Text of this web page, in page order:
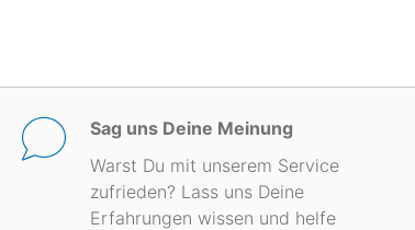
Sag uns Deine Meinung
Warst Du mit unserem Service
zufrieden? Lass uns Deine
Erfahrungen wissen und helfe